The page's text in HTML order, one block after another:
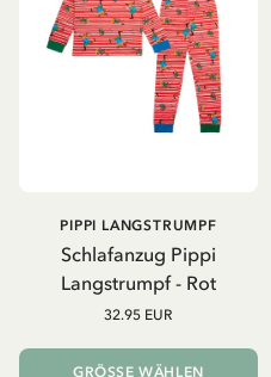
Schlafanzug Pippi
Langstrumpf - Rot
PIPPI LANGSTRUMPF
32.95 EUR
GRÖSSE WÄHLEN